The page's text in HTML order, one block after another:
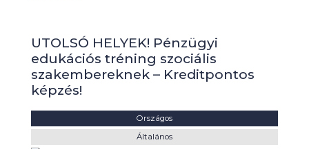
UTOLSÓ HELYEK! Pénzügyi
edukációs tréning szociális
szakembereknek – Kreditpontos
képzés!
Országos
Általános